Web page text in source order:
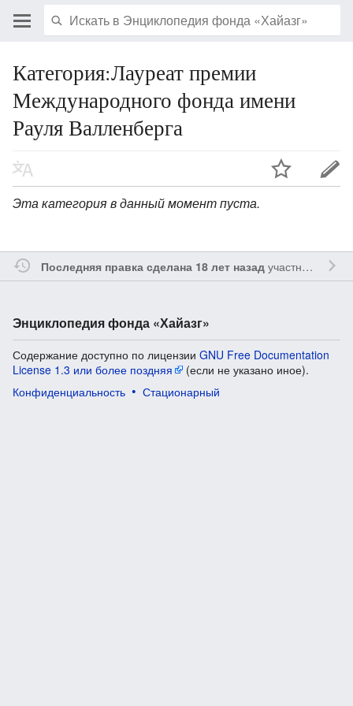
Категория:Лауреат премии
Международного фонда имени
Рауля Валленберга
Эта категория в данный момент пуста.
Последняя правка сделана 18 лет назадучастником
Энциклопедия фонда «Хайазг»
Содержание доступно по лицензии GNU Free Documentation
License 1.3 или более поздняя
(если не указано иное).
Конфиденциальность
Стационарный